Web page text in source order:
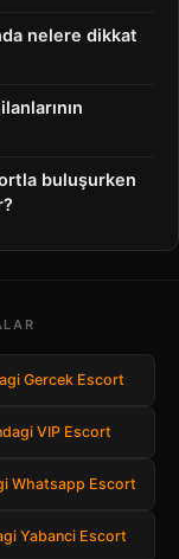
nelere dikkat
buluşurken
Gercek Escort
VIP Escort
Whatsapp Escort
Yabanci Escort